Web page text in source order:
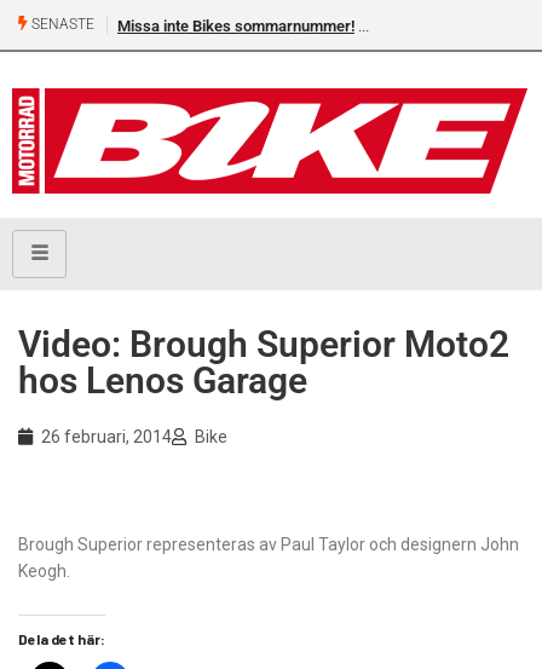
SENASTE Missa inte Bikes sommarnummer!
Video: Brough Superior Moto2
hos Lenos Garage
26 februari, 2014 Bike
Brough Superior representeras av Paul Taylor och designern John
Keogh.
Dela det här: